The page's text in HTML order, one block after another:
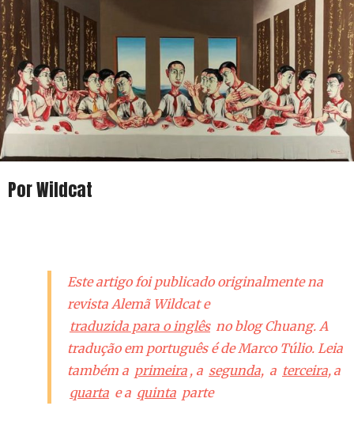
Por Wildcat
Este artigo foi publicado originalmente na
revista Alemã Wildcate
traduzida para o inglês no blog Chuang. A
tradução em português é de Marco Túlio. Leia
também a primeira , a segunda, a terceira, a
quarta e a quinta parte